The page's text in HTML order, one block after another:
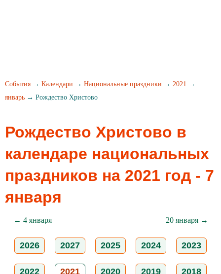
События → Календари → Национальные праздники → 2021 →
январь → Рождество Христово
Рождество Христово в
календаре национальных
праздников на 2021 год - 7
января
← 4 января 20 января →
2026 2027 2025 2024 2023
2022 2021 2020 2019 2018